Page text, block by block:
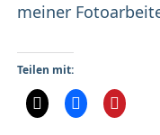
meiner
Teilen mit: